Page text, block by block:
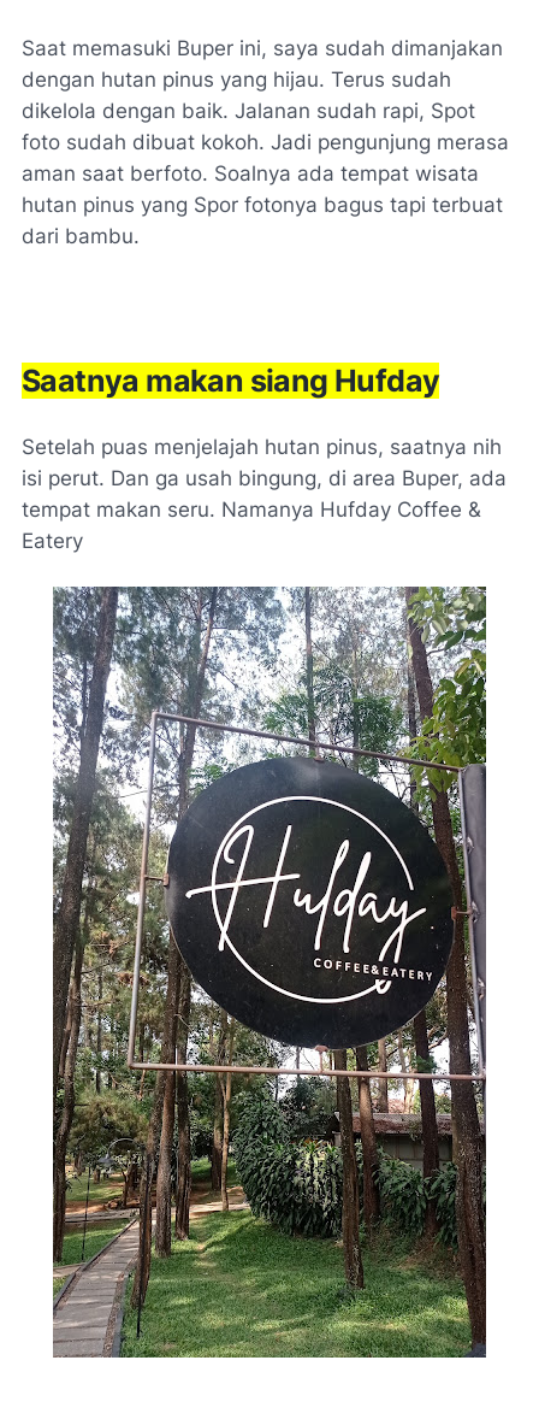
Saat memasuki Buper ini, saya sudah dimanjakan
dengan hutan pinus yang hijau. Terus sudah
dikelola dengan baik. Jalanan sudah rapi, Spot
foto sudah dibuat kokoh. Jadi pengunjung merasa
aman saat berfoto. Soalnya ada tempat wisata
hutan pinus yang Spor fotonya bagus tapi terbuat
dari bambu.
Saatnya makan siang Hufday
Setelah puas menjelajah hutan pinus, saatnya nih
isi perut. Dan ga usah bingung, di area Buper, ada
tempat makan seru. Namanya Hufday Coffee &
Eatery